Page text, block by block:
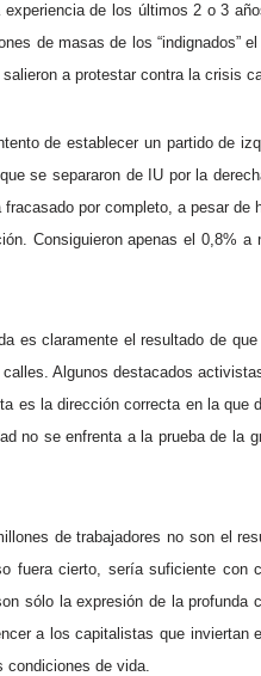
de los últimos 2 o 3
de masas de los “indignados”
a protestar contra la crisis
de establecer un partido de
se separaron de IU por la
por completo, a pesar
Consiguieron apenas el 0,8%
es claramente el resultado de
Algunos destacados
es la dirección correcta en la que
no se enfrenta a la prueba de la
de trabajadores no son el
fuera cierto, sería suficiente con
sólo la expresión de la
a los capitalistas que inviertan
condiciones de vida.